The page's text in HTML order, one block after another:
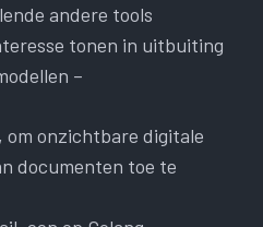
andere tools
tonen in uitbuiting
–
onzichtbare digitale
documenten toe te